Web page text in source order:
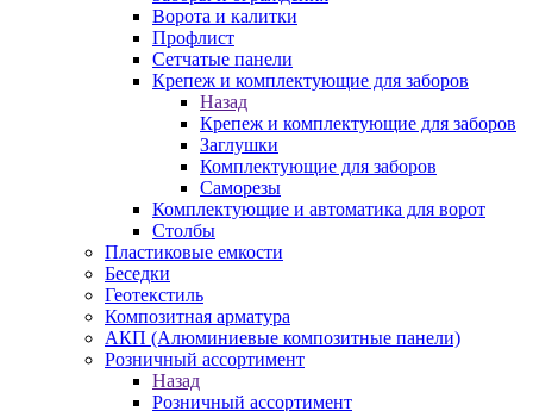
Ворота и калитки
Профлист
Сетчатые панели
Крепеж и комплектующие для заборов
Назад
Крепеж и комплектующие для заборов
Заглушки
Комплектующие для заборов
Саморезы
Комплектующие и автоматика для ворот
Столбы
Пластиковые емкости
Беседки
Геотекстиль
Композитная арматура
АКП (Алюминиевые композитные панели)
Розничный ассортимент
Назад
Розничный ассортимент